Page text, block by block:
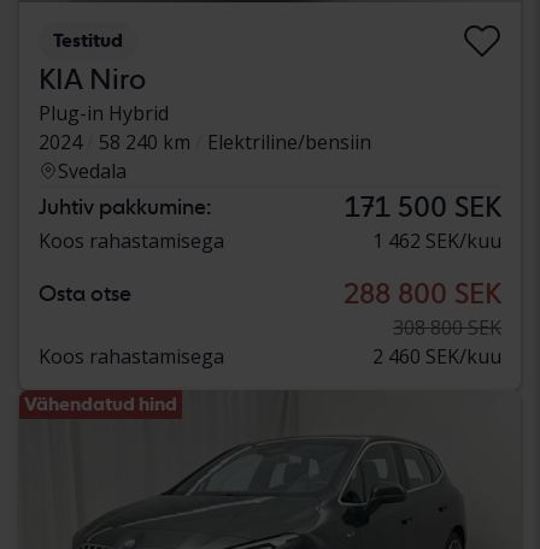
Testitud
KIA Niro
Plug-in Hybrid
2024
58 240 km
Elektriline/bensiin
Svedala
Juhtiv pakkumine: 171 500 SEK
Koos rahastamisega 1 462 SEK/kuu
Osta otse 288 800 SEK
308 800 SEK
Koos rahastamisega
2 460 SEK/kuu
Vähendatud hind